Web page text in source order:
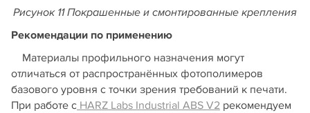
Рисунок 11 Покрашенные и смонтированные крепления
Рекомендации по применению
Материалы профильного назначения могут
отличаться от распространённых фотополимеров
базового уровня с точки зрения требований к печати.
При работе с HARZ Labs Industrial ABS V2 рекомендуем